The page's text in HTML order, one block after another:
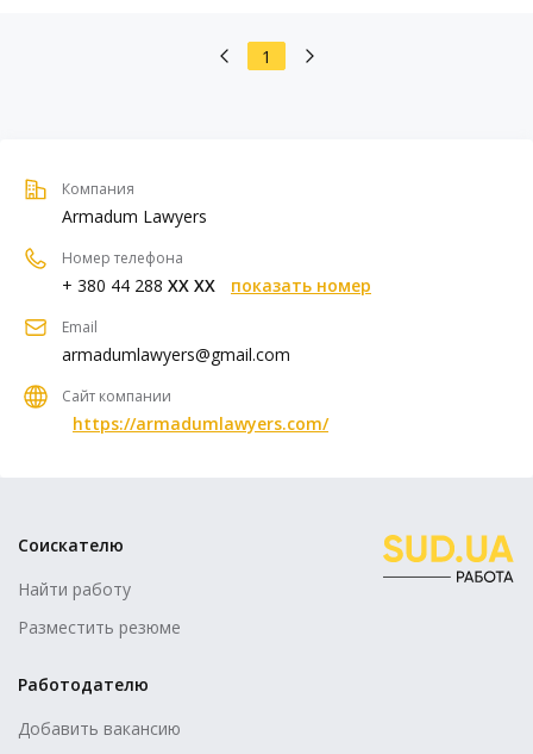
1
Компания
Armadum Lawyers
Номер телефона
+ 380 44 288 XX XX показать номер
Email
armadumlawyers@gmail.com
Сайт компании
https://armadumlawyers.com/
Соискателю
Найти работу
Разместить резюме
Работодателю
Добавить вакансию